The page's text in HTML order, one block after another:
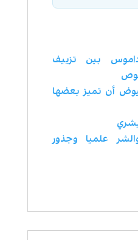
بین تزييف
أن تميز بعضها
علميا وجذور